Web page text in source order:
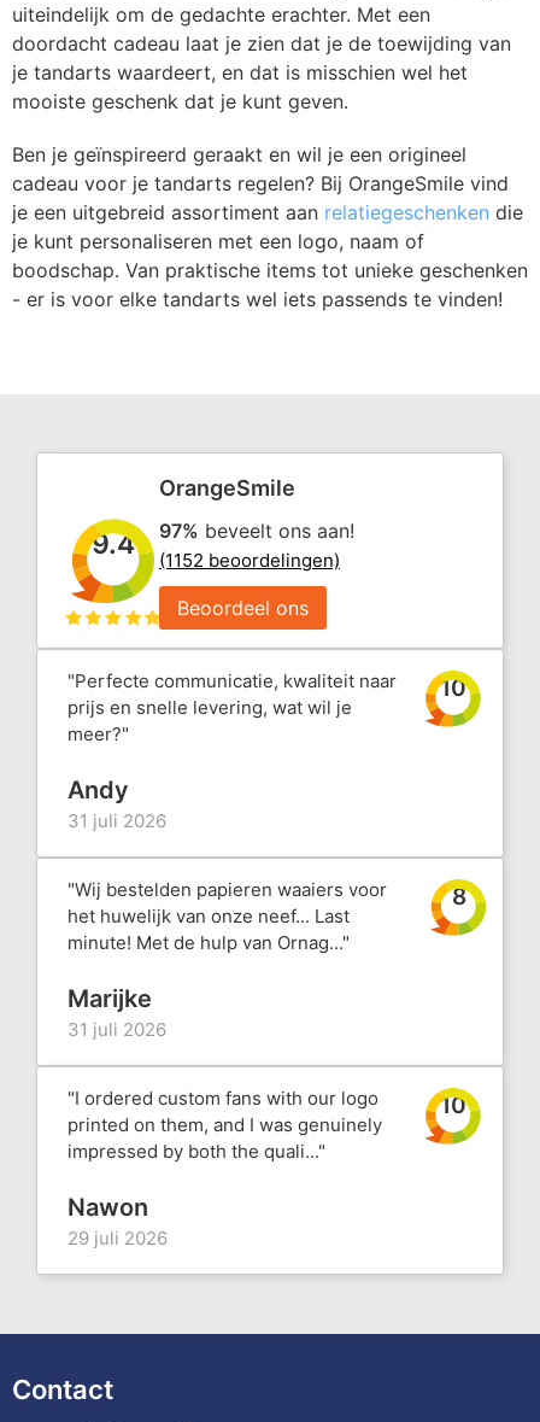
uiteindelijk om de gedachte erachter. Met een
doordacht cadeau laat je zien dat je de toewijding van
je tandarts waardeert, en dat is misschien wel het
mooiste geschenk dat je kunt geven.
Ben je geïnspireerd geraakt en wil je een origineel
cadeau voor je tandarts regelen? Bij OrangeSmile vind
je een uitgebreid assortiment aan relatiegeschenken die
je kunt personaliseren met een logo, naam of
boodschap. Van praktische items tot unieke geschenken
- er is voor elke tandarts wel iets passends te vinden!
9.4
OrangeSmile
97% beveelt ons aan!
(1152 beoordelingen)
Beoordeel ons
"Perfecte communicatie, kwaliteit naar
prijs en snelle levering, wat wil je
meer?"
10
Andy
31 juli 2026
"Wij bestelden papieren waaiers voor
het huwelijk van onze neef... Last
minute! Met de hulp van Ornag..."
8
Marijke
31 juli 2026
"I ordered custom fans with our logo
printed on them, and I was genuinely
impressed by both the quali..."
10
Nawon
29 juli 2026
Contact